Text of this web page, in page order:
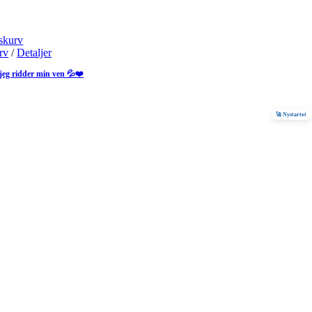
/ Detaljer
ridder min ven 💦❤️
🚀 Nystartet